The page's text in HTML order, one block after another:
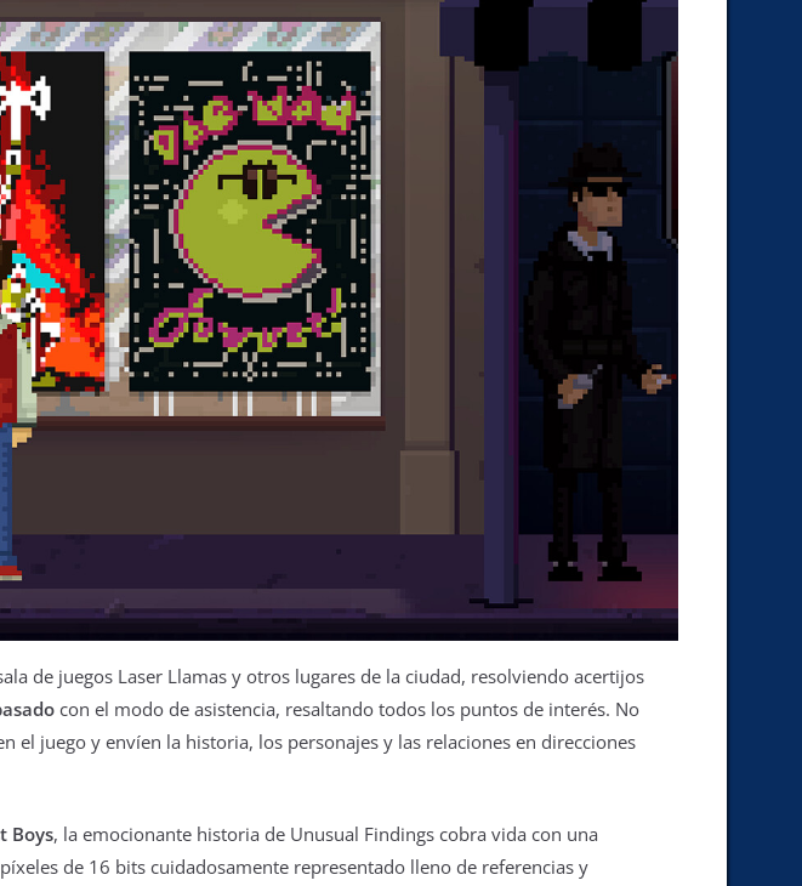
de juegos Laser Llamas y otros lugares de la ciudad, resolviendo acertijos
con el modo de asistencia, resaltando todos los puntos de interés. No
juego y envíen la historia, los personajes y las relaciones en direcciones
Boys, la emocionante historia de Unusual Findings cobra vida con una
de 16 bits cuidadosamente representado lleno de referencias y